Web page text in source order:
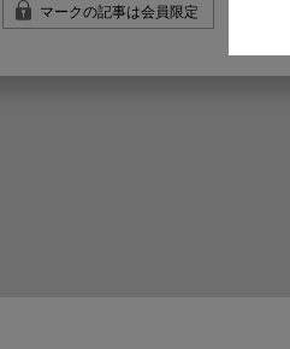
マークの記事は会員限定